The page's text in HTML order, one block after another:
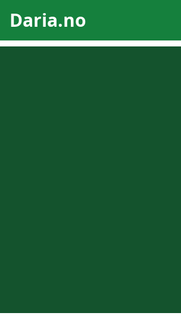
Daria.no